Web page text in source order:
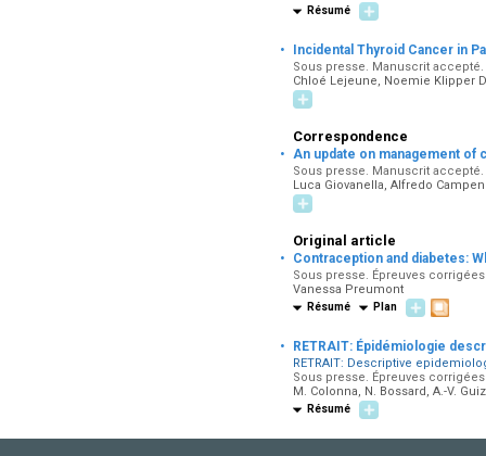
Résumé
· Incidental Thyroid Cancer in
Sous presse. Manuscrit
Chloé Lejeune, Noemie Klipper
Correspondence
· An update on management of
Sous presse. Manuscrit
Luca Giovanella, Alfredo
Original article
· Contraception and diabetes:
Sous presse. Épreuves
Vanessa Preumont
Résumé Plan
· RETRAIT: Épidémiologie
RETRAIT: Descriptive
Sous presse. Épreuves
M. Colonna, N. Bossard, A.-V.
Résumé